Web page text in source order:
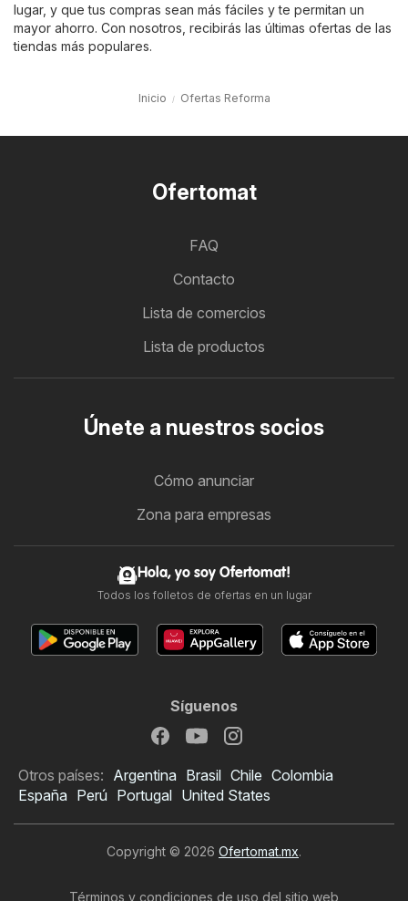
lugar, y que tus compras sean más fáciles y te permitan un
mayor ahorro. Con nosotros, recibirás las últimas ofertas de las
tiendas más populares.
Inicio Ofertas Reforma
Ofertomat
FAQ
Contacto
Lista de comercios
Lista de productos
Únete a nuestros socios
Cómo anunciar
Zona para empresas
Hola, yo soy Ofertomat!
Todos los folletos de ofertas en un lugar
Síguenos
Otros países: Argentina Brasil Chile Colombia
España Perú Portugal United States
Copyright © 2026 Ofertomat.mx.
Términos y condiciones de uso del sitio web